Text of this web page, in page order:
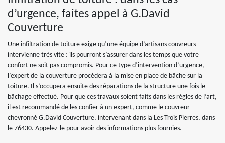
d’urgence, faites appel à G.David
Couverture
Une infiltration de toiture exige qu’une équipe d’artisans couvreurs
intervienne très vite : ils pourront s’assurer dans les temps que votre
confort ne soit pas compromis. Pour ce type d’intervention d’urgence,
l’expert de la couverture procédera à la mise en place de bâche sur la
toiture. Il s’occupera ensuite des réparations de la structure une fois le
bâchage effectué. Pour que ces travaux soient faits dans les règles de l’art,
il est recommandé de les confier à un expert, comme le couvreur
chevronné G.David Couverture, intervenant dans la Les Trois Pierres, dans
le 76430. Appelez-le pour avoir des informations plus fournies.